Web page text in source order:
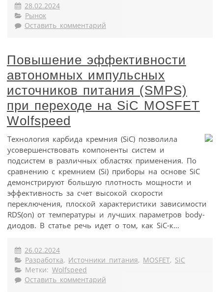
28.02.2024
Рынок
Оставить комментарий
Повышение эффективности
автономных импульсных
источников питания (SMPS)
при переходе на SiC MOSFET
Wolfspeed
Технология карбида кремния (SiC) позволила
усовершенствовать компоненты систем и
подсистем в различных областях применения. По
сравнению с кремнием (Si) приборы на основе SiC
демонстрируют большую плотность мощности и
эффективность за счет высокой скорости
переключения, плоской характеристики зависимости
RDS(on) от температуры и лучших параметров body-
диодов. В статье речь идет о том, как SiC-к...
26.02.2024
Разработка, Источники питания, MOSFET, SiC
Метки: Wolfspeed
Оставить комментарий